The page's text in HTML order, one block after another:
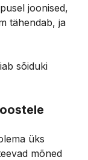
joonised,
tähendab, ja
sõiduki
üks
mõned